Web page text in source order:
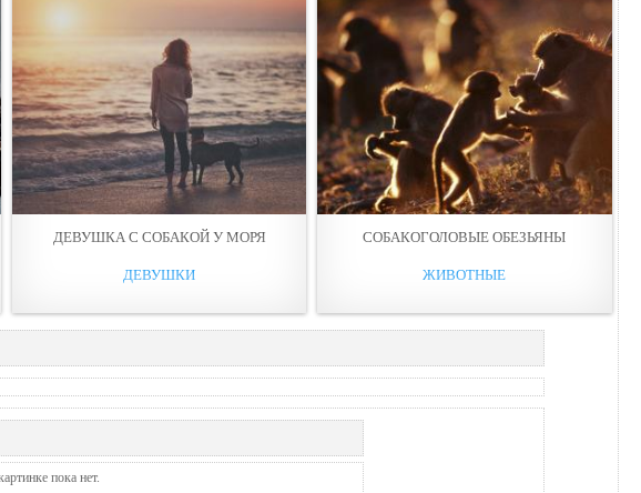
ДЕВУШКА С СОБАКOЙ У МОРЯ
ДЕВУШКИ
СОБАКОГОЛОВЫЕ ОБЕЗЬЯНЫ
ЖИВОТНЫЕ
пока нет.